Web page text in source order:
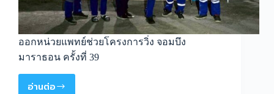
ออกหน่วยแพทย์ช่วยโครงการวิ่ง จอมบึง
มาราธอน ครั้งที่ 39
อ่านต่อ